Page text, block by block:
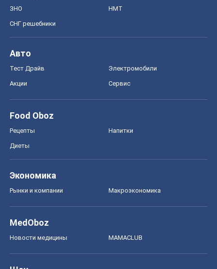
ЗНО НМТ
СНГ решебники
Авто
Тест Драйв Электромобили
Акции Сервис
Food Oboz
Рецепты Напитки
Диеты
Экономика
Рынки и компании Mакроэкономика
MedOboz
Новости медицины MAMACLUB